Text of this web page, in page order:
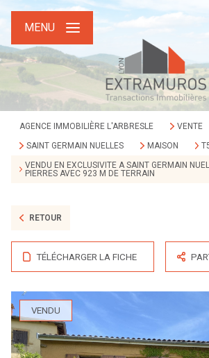
MENU
AGENCE IMMOBILIÈRE L'ARBRESLE
VENTE
SAINT GERMAIN NUELLES
MAISON
VENDU EN EXCLUSIVITE A SAINT GERMAIN
PIERRES AVEC 923 M DE TERRAIN
RETOUR
TÉLÉCHARGER LA FICHE
VENDU